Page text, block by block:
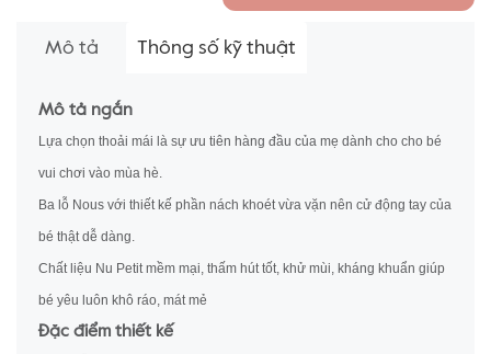
Mô tả Thông số kỹ thuật
Mô tả ngắn
Lựa chọn thoải mái là sự ưu tiên hàng đầu của mẹ dành cho cho bé
vui chơi vào mùa hè.
Ba lỗ Nous với thiết kế phần nách khoét vừa vặn nên cử động tay của
bé thật dễ dàng.
Chất liệu Nu Petit mềm mại, thấm hút tốt, khử mùi, kháng khuẩn giúp
bé yêu luôn khô ráo, mát mẻ
Đặc điểm thiết kế